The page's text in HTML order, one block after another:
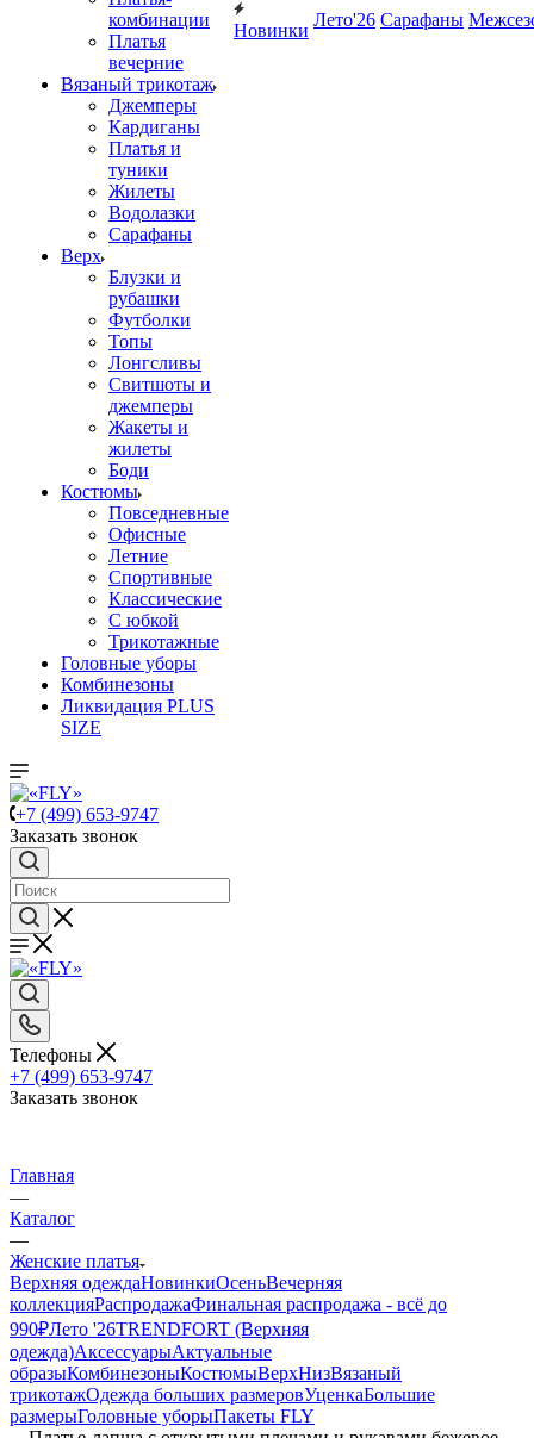
комбинации
Платья
вечерние
Вязаный трикотаж
Джемперы
Кардиганы
Платья и
туники
Жилеты
Водолазки
Сарафаны
Верх
Блузки и
рубашки
Футболки
Топы
Лонгсливы
Свитшоты и
джемперы
Жакеты и
жилеты
Боди
Костюмы
Повседневные
Офисные
Летние
Спортивные
Классические
С юбкой
Трикотажные
Головные уборы
Комбинезоны
Ликвидация PLUS
SIZE
Новинки
Лето'26 Сарафаны
+7 (499) 653-9747
Заказать звонок
Телефоны
+7 (499) 653-9747
Заказать звонок
Главная
—
Каталог
—
Женские платья
Верхняя одеждаНовинкиОсеньВечерняя
коллекцияРаспродажаФинальная распродажа - всё до
990₽Лето '26TRENDFORT (Верхняя
одежда)АксессуарыАктуальные
образыКомбинезоныКостюмыВерхНизВязаный
трикотажОдежда больших размеровУценкаБольшие
размерыГоловные уборыПакеты FLY